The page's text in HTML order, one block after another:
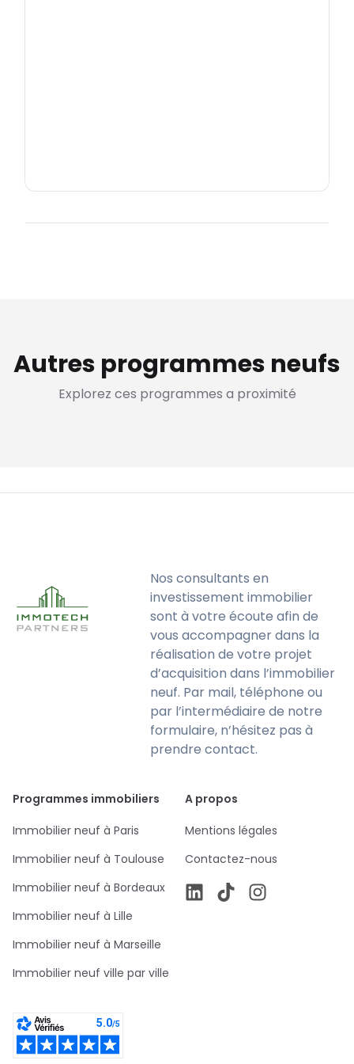
Autres programmes neufs
Explorez ces programmes a proximité
Nos consultants en
investissement immobilier
sont à votre écoute afin de
vous accompagner dans la
réalisation de votre projet
d’acquisition dans l’immobilier
neuf. Par mail, téléphone ou
par l’intermédiaire de notre
formulaire, n’hésitez pas à
prendre contact.
Programmes immobiliers
Immobilier neuf à Paris
Immobilier neuf à Toulouse
Immobilier neuf à Bordeaux
Immobilier neuf à Lille
Immobilier neuf à Marseille
Immobilier neuf ville par ville
A propos
Mentions légales
Contactez-nous